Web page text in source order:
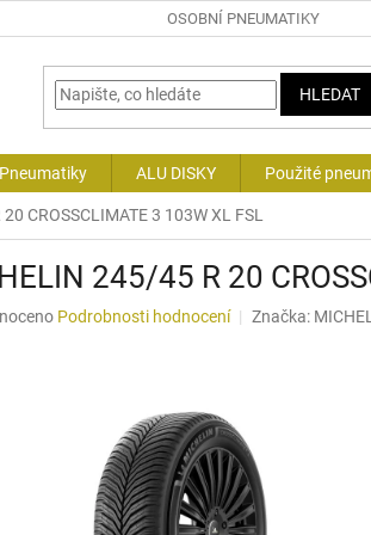
OSOBNÍ PNEUMATIKY
HLEDAT
ALU DISKY Použité
CROSSCLIMATE 3 103W XL FSL
245/45 R 20
Podrobnosti hodnocení Značka: